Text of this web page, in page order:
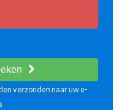
verzonden naar uw e-